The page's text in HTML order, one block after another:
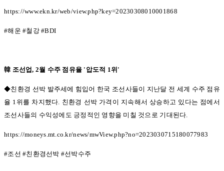
https://www.ekn.kr/web/view.php?key=20230308010001868
#해운#철강#BDI
韓 조선업, 2월 수주 점유율 ' 압도적 1위 '
◆친환경 선박 발주세에 힘입어 한국 조선사들이 지난달 전 세계 수주 점유
율 1 위를 차지했다. 친환경 선박 가격이 지속해서 상승하고 있다는 점에서
조선사들의 수익성에도 긍정적인 영향을 미칠 것으로 기대된다.
https://moneys.mt.co.kr/news/mwView.php?no=2023030715180077983
#조선#친환경선박 #선박수주